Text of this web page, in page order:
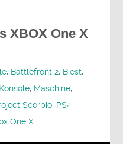
XBOX One X
, Battlefront 2, Biest,
Konsole, Maschine,
Scorpio, PS4
One X